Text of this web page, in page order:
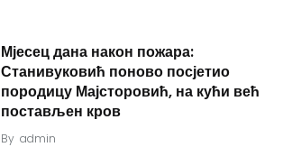
Мјесец дана након пожара:
Станивуковић поново посјетио
породицу Мајсторовић, на кући већ
постављен кров
By admin